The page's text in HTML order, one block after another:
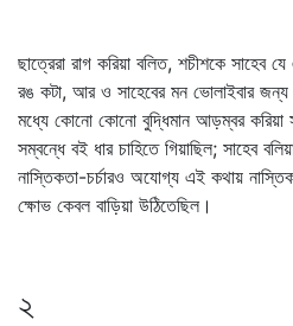
ছাত্রেরা রাগ করিয়া বলিত, শচীশকে সাহেব
রঙ কটা, আর ও সাহেবের মন ভোলাইবার জন্য
মধ্যে কোনো কোনো বুদ্ধিমান আড়ম্বর করিয়া
সম্বন্ধে বই ধার চাহিতে গিয়াছিল; সাহেব
নাস্তিকতা-চর্চারও অযোগ্য এই কথায়
ক্ষোভ কেবল বাড়িয়া উঠিতেছিল।
২